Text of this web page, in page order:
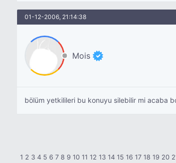
01-12-2006, 21:14:38
Mois
bölüm yetkilileri bu konuyu silebilir mi acaba
1 2 3 4 5 6 7 8 9 10 11 12 13 14 15 16 17 18 19 20